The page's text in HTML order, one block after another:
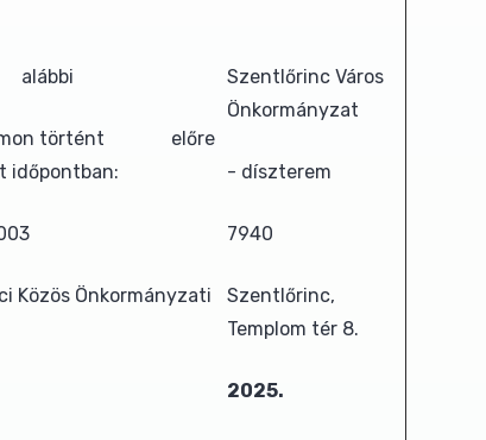
történt előre
időpontban:
Közös Önkormányzati
Szentlőrinc Város
Önkormányzat
- díszterem
7940
Szentlőrinc,
Templom tér 8.
2025.